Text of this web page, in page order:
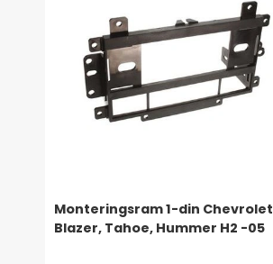
Monteringsram 1-din Chevrolet
Blazer, Tahoe, Hummer H2 -05